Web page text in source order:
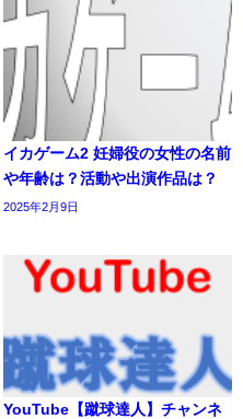
イカゲーム2 妊婦役の女性の名前
や年齢は？活動や出演作品は？
2025年2月9日
YouTube【蹴球達人】チャンネ